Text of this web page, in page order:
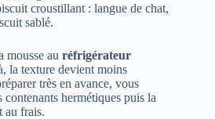
croustillant : langue de chat,
sablé.
mousse au réfrigérateur
la texture devient moins
très en avance, vous
hermétiques puis la
au frais.